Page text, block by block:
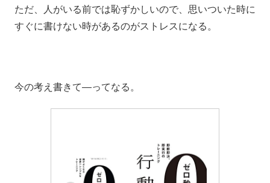
ただ、人がいる前では恥ずかしいので、思いついた時に
すぐに書けない時があるのがストレスになる。
今の考え書きて―ってなる。